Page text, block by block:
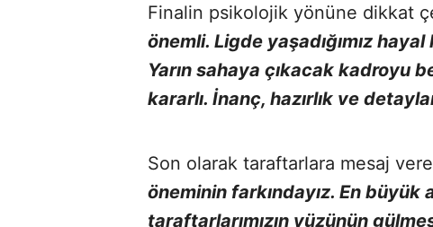
Finalin psikolojik yönüne dikkat
önemli. Ligde yaşadığımız hayal
Yarın sahaya çıkacak kadroyu
kararlı. İnanç, hazırlık ve
Son olarak taraftarlara mesaj
öneminin farkındayız. En büyük
taraftarlarımızın yüzünün